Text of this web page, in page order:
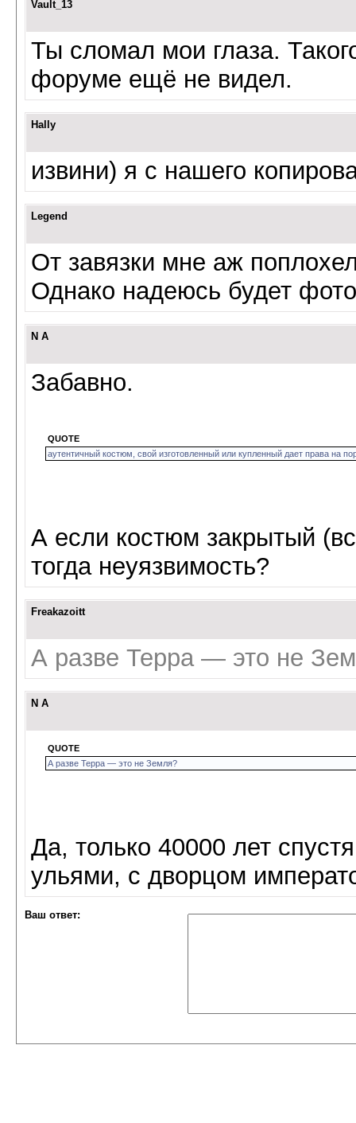
Vault_13
Ты сломал мои глаза.
форуме ещё не видел.
Hally
извини) я с нашего
Legend
От завязки мне аж
Однако надеюсь будет
N A
Забавно.
QUOTE
аутентичный костюм, свой изготовленный или купленный дает права на
А если костюм закрытый
тогда неуязвимость?
Freakazoitt
А разве Терра — это не
N A
QUOTE
А разве Терра — это не Земля?
Да, только 40000 лет
ульями, с дворцом
Ваш ответ: